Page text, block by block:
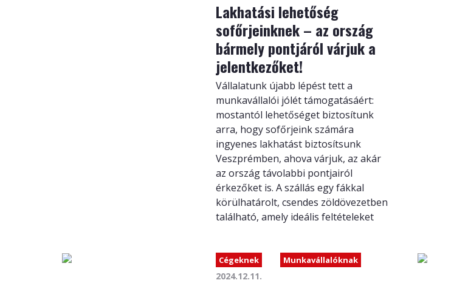
Lakhatási lehetőség
sofőrjeinknek – az ország
bármely pontjáról várjuk a
jelentkezőket!
Vállalatunk újabb lépést tett a
munkavállalói jólét támogatásáért:
mostantól lehetőséget biztosítunk
arra, hogy sofőrjeink számára
ingyenes lakhatást biztosítsunk
Veszprémben, ahova várjuk, az akár
az ország távolabbi pontjairól
érkezőket is. A szállás egy fákkal
körülhatárolt, csendes zöldövezetben
található, amely ideális feltételeket
Cégeknek Munkavállalóknak
2024.12.11.